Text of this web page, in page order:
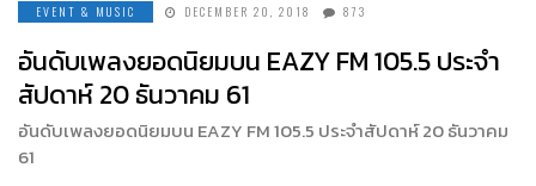
EVENT & MUSIC DECEMBER 20, 2018 873
อันดับเพลงยอดนิยมบน EAZY FM 105.5 ประจำ
สัปดาห์ 20 ธันวาคม 61
อันดับเพลงยอดนิยมบน EAZY FM 105.5 ประจำสัปดาห์ 20 ธันวาคม
61